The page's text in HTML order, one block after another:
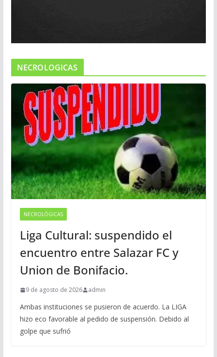
NECROLOGICAS
NECROLÓGICAS
Liga Cultural: suspendido el
encuentro entre Salazar FC y
Union de Bonifacio.
9 de agosto de 2026 admin
Ambas instituciones se pusieron de acuerdo. La LIGA
hizo eco favorable al pedido de suspensión. Debido al
golpe que sufrió